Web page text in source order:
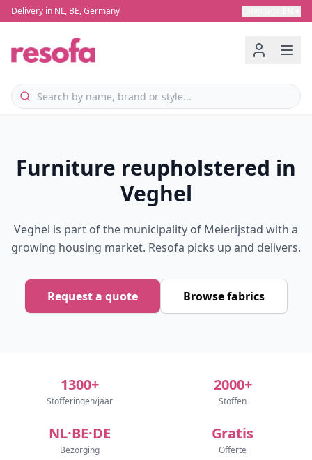
Delivery in NL, BE, Germany
Furniture reupholstered in
Veghel
Veghel is part of the municipality of Meierijstad with a
growing housing market. Resofa picks up and delivers.
Request a quote Browse fabrics
1300+
Stofferingen/jaar
2000+
Stoffen
NL·BE·DE
Bezorging
Gratis
Offerte